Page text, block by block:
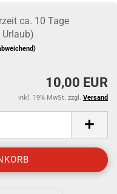
ca. 10 Tage
Urlaub)
10,00 EUR
inkl. 19% MwSt. zzgl. Versand